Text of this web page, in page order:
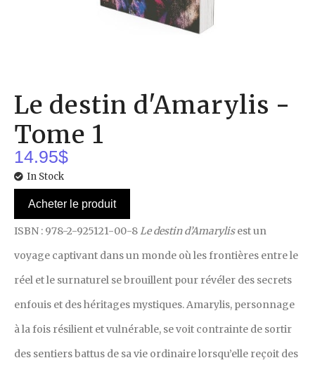
Le destin d'Amarylis -
Tome 1
14.95$
In Stock
Acheter le produit
ISBN : 978-2-925121-00-8 Le destin d’Amarylisest un
voyage captivant dans un monde où les frontières entre le
réel et le surnaturel se brouillent pour révéler des secrets
enfouis et des héritages mystiques. Amarylis, personnage
à la fois résilient et vulnérable, se voit contrainte de sortir
des sentiers battus de sa vie ordinaire lorsqu’elle reçoit des